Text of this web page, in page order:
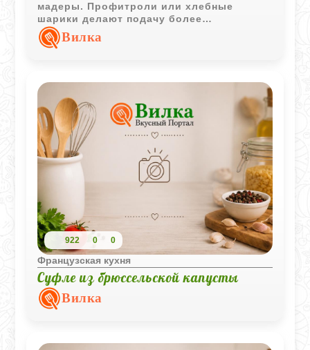
мадеры. Профитроли или хлебные
шарики делают подачу более
интересной, а измельчённые яйца
добавляют блюду сытности.
Вилка
922 0 0
Французская кухня
Суфле из брюссельской капусты
Вилка